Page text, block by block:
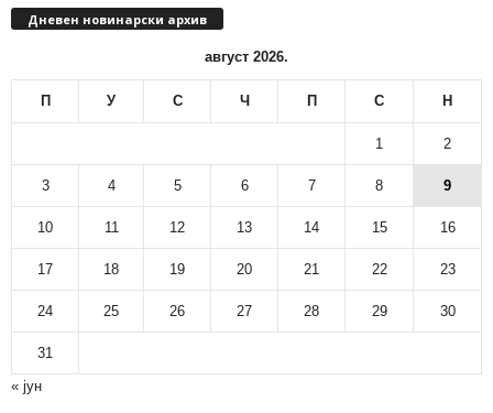
в
а
р
с
к
и
а
Дневен новинарски архив
август 2026.
П У С Ч П С Н
1 2
3 4 5 6 7 8 9
10 11 12 13 14 15 16
17 18 19 20 21 22 23
24 25 26 27 28 29 30
31
« јун